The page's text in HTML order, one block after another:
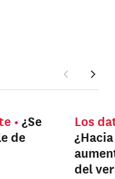
¿Se
de
Los
del